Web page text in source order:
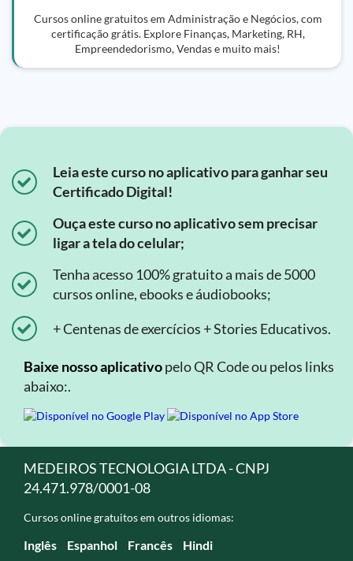
Cursos online gratuitos em Administração e Negócios, com
certificação grátis. Explore Finanças, Marketing, RH,
Empreendedorismo, Vendas e muito mais!
Leia este curso no aplicativo para ganhar seu
Certificado Digital!
Ouça este curso no aplicativo sem precisar
ligar a tela do celular;
Tenha acesso 100% gratuito a mais de 5000
cursos online, ebooks e áudiobooks;
+ Centenas de exercícios + Stories Educativos.
Baixe nosso aplicativopelo QR Code ou pelos links
abaixo:.
MEDEIROS TECNOLOGIA LTDA - CNPJ
24.471.978/0001-08
Cursos online gratuitos em outros idiomas:
Inglês Espanhol Francês Hindi